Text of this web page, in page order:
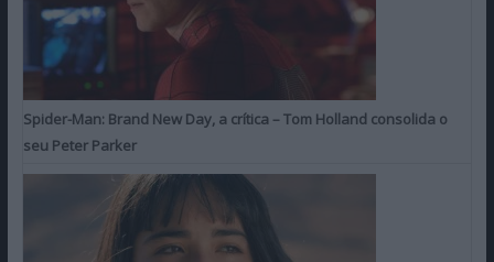
Spider-Man: Brand New Day, a crítica – Tom Holland consolida o
seu Peter Parker